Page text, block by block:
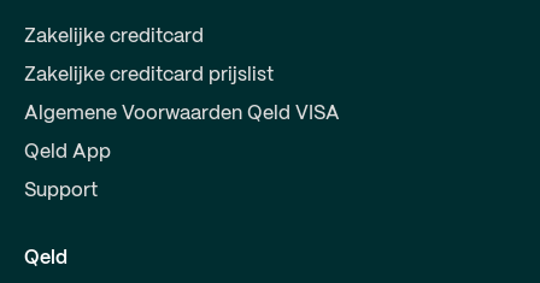
Zakelijke creditcard
Zakelijke creditcard prijslist
Algemene Voorwaarden Qeld VISA
Qeld App
Support
Qeld